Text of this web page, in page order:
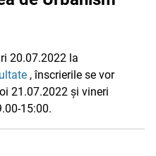
20.07.2022 la
, înscrierile se vor
21.07.2022 și vineri
15:00.